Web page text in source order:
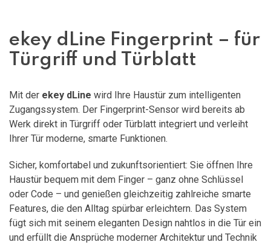
ekey dLine Fingerprint – für
Türgriff und Türblatt
Mit der ekey dLine wird Ihre Haustür zum intelligenten
Zugangssystem. Der Fingerprint-Sensor wird bereits ab
Werk direkt in Türgriff oder Türblatt integriert und verleiht
Ihrer Tür moderne, smarte Funktionen.
Sicher, komfortabel und zukunftsorientiert: Sie öffnen Ihre
Haustür bequem mit dem Finger – ganz ohne Schlüssel
oder Code – und genießen gleichzeitig zahlreiche smarte
Features, die den Alltag spürbar erleichtern. Das System
fügt sich mit seinem eleganten Design nahtlos in die Tür ein
und erfüllt die Ansprüche moderner Architektur und Technik